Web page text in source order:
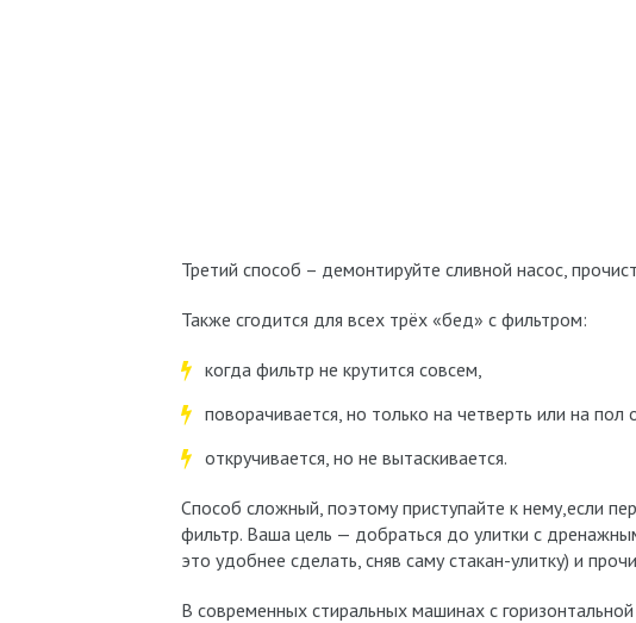
Третий способ – демонтируйте сливной насос,
Также сгодится для всех трёх «бед» с фильтром:
когда фильтр не крутится совсем,
поворачивается, но только на четверть или на пол
откручивается, но не вытаскивается.
Способ сложный, поэтому приступайте к нему,если
фильтр. Ваша цель — добраться до улитки с
это удобнее сделать, сняв саму стакан-улитку) и
В современных стиральных машинах с